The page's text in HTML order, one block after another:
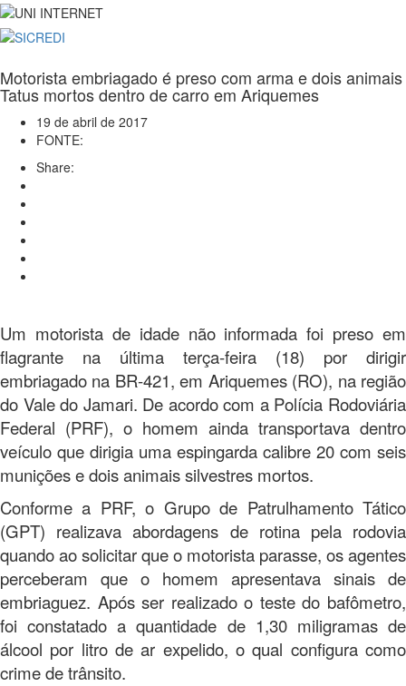
Motorista embriagado é preso com arma e dois animais
Tatus mortos dentro de carro em Ariquemes
19 de abril de 2017
FONTE:
Share:
Um motorista de idade não informada foi preso em
flagrante na última terça-feira (18) por dirigir
embriagado na BR-421, em Ariquemes (RO), na região
do Vale do Jamari. De acordo com a Polícia Rodoviária
Federal (PRF), o homem ainda transportava dentro
veículo que dirigia uma espingarda calibre 20 com seis
munições e dois animais silvestres mortos.
Conforme a PRF, o Grupo de Patrulhamento Tático
(GPT) realizava abordagens de rotina pela rodovia
quando ao solicitar que o motorista parasse, os agentes
perceberam que o homem apresentava sinais de
embriaguez. Após ser realizado o teste do bafômetro,
foi constatado a quantidade de 1,30 miligramas de
álcool por litro de ar expelido, o qual configura como
crime de trânsito.